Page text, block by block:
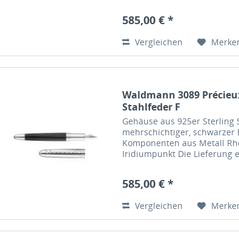
585,00 € *
Vergleichen
Waldmann 3089
Stahlfeder F
Gehäuse aus 925er
mehrschichtiger,
Komponenten aus Metall
Iridiumpunkt Die Lieferung
585,00 € *
Vergleichen